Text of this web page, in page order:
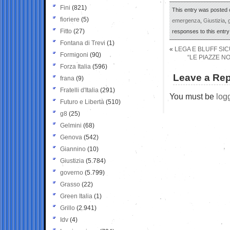
This entry was posted
emergenza,Giustizia,
responses to this
« LEGA E BLUFF
“LE PIAZZE
Leave a
You must be
Fini (821)
fioriere (5)
Fitto (27)
Fontana di Trevi (1)
Formigoni (90)
Forza Italia (596)
frana (9)
Fratelli d'Italia (291)
Futuro e Libertà (510)
g8 (25)
Gelmini (68)
Genova (542)
Giannino (10)
Giustizia (5.784)
governo (5.799)
Grasso (22)
Green Italia (1)
Grillo (2.941)
Idv (4)